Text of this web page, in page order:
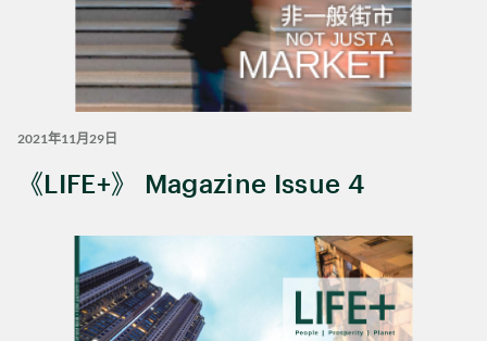
2021年11月29日
《LIFE+》 Magazine Issue 4